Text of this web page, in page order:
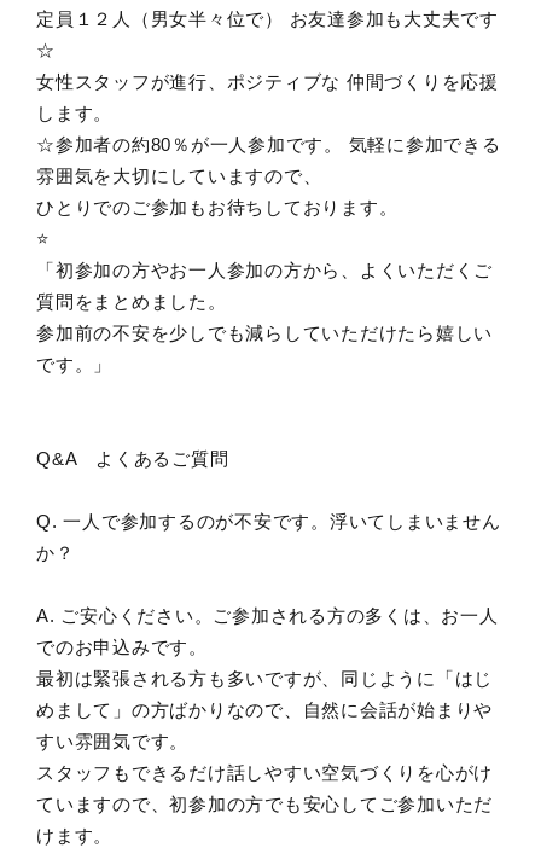
定員１２人（男女半々位で） お友達参加も大丈夫です
☆
女性スタッフが進行、ポジティブな 仲間づくりを応援
します。
☆参加者の約80％が一人参加です。 気軽に参加できる
雰囲気を大切にしていますので、
ひとりでのご参加もお待ちしております。
⭐️
「初参加の方やお一人参加の方から、よくいただくご
質問をまとめました。
参加前の不安を少しでも減らしていただけたら嬉しい
です。」
Q&A よくあるご質問
Q. 一人で参加するのが不安です。浮いてしまいません
か？
A. ご安心ください。ご参加される方の多くは、お一人
でのお申込みです。
最初は緊張される方も多いですが、同じように「はじ
めまして」の方ばかりなので、自然に会話が始まりや
すい雰囲気です。
スタッフもできるだけ話しやすい空気づくりを心がけ
ていますので、初参加の方でも安心してご参加いただ
けます。